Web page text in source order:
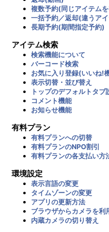
複数予約(同じアイテム
一括予約／返却(違うア
長期予約(期間指定予約)
アイテム検索
検索機能について
バーコード検索
お気に入り登録(いいね!
表示切替・並び替え
トップのデフォルトタブ
コメント機能
お知らせ機能
有料プラン
有料プランへの切替
有料プランのNPO割引
有料プランの各支払い方
環境設定
表示言語の変更
タイムゾーンの変更
アプリの更新方法
ブラウザからカメラを利
内蔵カメラの切り替え